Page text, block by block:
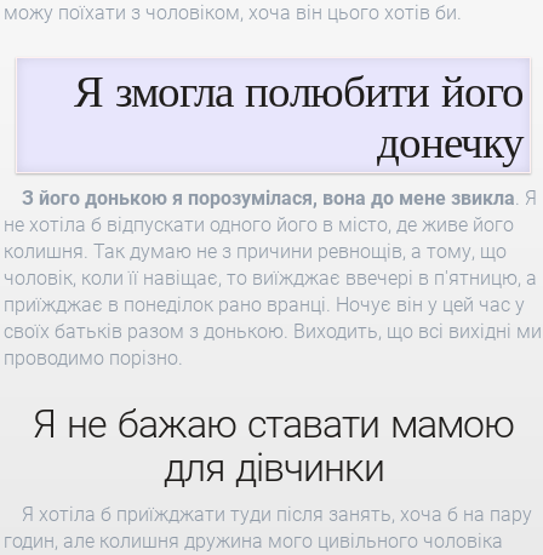
можу поїхати з чоловіком, хоча він цього хотів би.
Я змогла полюбити його
донечку
З його донькою я порозумілася, вона до мене звикла. Я
не хотіла б відпускати одного його в місто, де живе його
колишня. Так думаю не з причини ревнощів, а тому, що
чоловік, коли її навіщає, то виїжджає ввечері в п'ятницю, а
приїжджає в понеділок рано вранці. Ночує він у цей час у
своїх батьків разом з донькою. Виходить, що всі вихідні ми
проводимо порізно.
Я не бажаю ставати мамою
для дівчинки
Я хотіла б приїжджати туди після занять, хоча б на пару
годин, але колишня дружина мого цивільного чоловіка